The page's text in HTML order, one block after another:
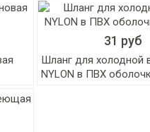
31 руб
Шланг для холодной
NYLON в ПВХ